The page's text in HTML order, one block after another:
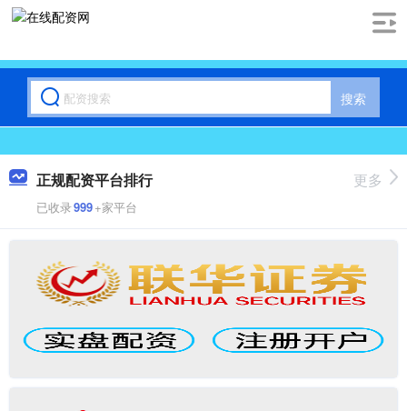
搜索
正规配资平台排行
已收录999+家平台
更多